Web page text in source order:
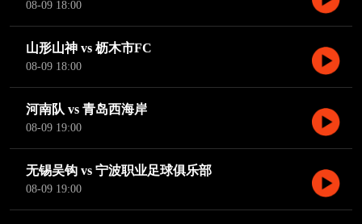
08-09 18:00
山形山神 vs 枥木市FC
08-09 18:00
河南队 vs 青岛西海岸
08-09 19:00
无锡吴钩 vs 宁波职业足球俱乐部
08-09 19:00